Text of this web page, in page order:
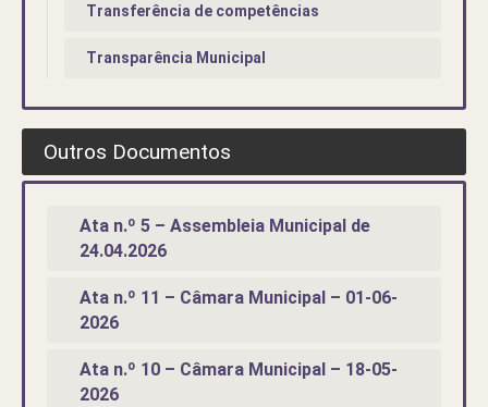
Transferência de competências
Transparência Municipal
Outros Documentos
Ata n.º 5 – Assembleia Municipal de
24.04.2026
Ata n.º 11 – Câmara Municipal – 01-06-
2026
Ata n.º 10 – Câmara Municipal – 18-05-
2026